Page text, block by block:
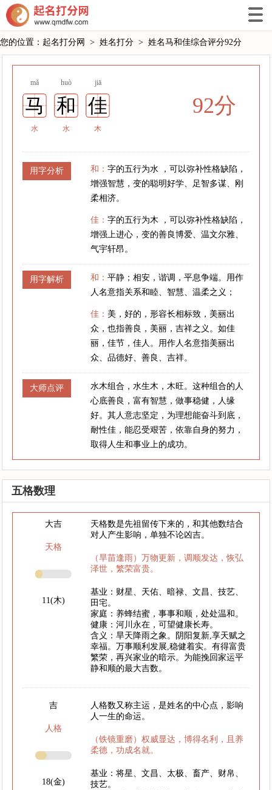
您的位置： 起名打分网 > 姓名打分 > 姓名马和佳综合评分92分
mǎ huò jiā
马 和 佳
水 水 木
92分
用字分析 和：字的五行为水 ，可以弥补性格缺陷，
增强智慧，变的聪明好学、足智多谋、刚
柔相济。
佳：字的五行为木 ，可以弥补性格缺陷，
增强上进心，变的善良博爱、温文尔雅、
气宇轩昂。
用字解析 和：平静；相安，谐调，平息争端。用作
人名意指关系和睦、智慧、温柔之义；
佳： 美，好的，形容长相标致，美丽出
众，也指善良，美丽，吉祥之义。如佳
丽，佳节，佳人。用作人名意指美丽出
众、品德好、善良、吉祥。
大师点评
水木组合，水生木，木旺。这种组合的人
心底善良，富有智慧，做事稳健，人缘
好。其人意志坚定，为理想能奋斗到底，
耐性佳，能忍受艰苦，依靠自身的努力，
取得人生和事业上的成功。
五格数理
大吉
天格
11(木)
天格数是先祖留传下来的，和其他数结合
对人产生影响，单独不论凶吉。
（旱苗逢雨）万物更新，调顺发达，恢弘
泽世，繁荣富贵。
基业：财星、天佑、暗禄、文昌、技艺、
田宅。
家庭：养蜂结蜜，事事和顺，处处温和。
健康：河川永在，可望健康长寿。
含义：旱天降雨之象。阴阳复新,享天赋之
幸福。万事顺利发展,稳健着实。有得富贵
繁荣，再兴家业的暗示。为能挽回家运平
静和顺的最大吉数。
吉
人格
18(金)
人格数又称主运，是姓名的中心点，影响
人一生的命运。
（铁镜重磨）权威显达，博得名利，且养
柔德，功成名就。
基业：将星、文昌、太极、畜产、财帛、
技艺。